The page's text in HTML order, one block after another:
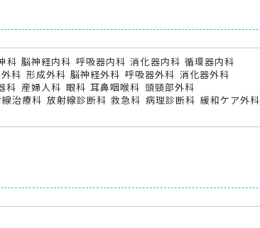
科 脳神経内科 呼吸器内科 消化器内科 循環器内科
科 形成外科 脳神経外科 呼吸器外科 消化器外科
科 産婦人科 眼科 耳鼻咽喉科 頭頸部外科
治療科 放射線診断科 救急科 病理診断科 緩和ケア外科